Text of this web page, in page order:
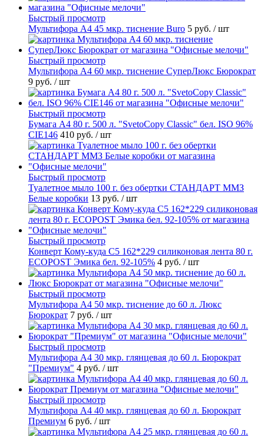
Быстрый просмотр
Мультифора А4 45 мкр. тиснение Buro 5 руб. / шт
Быстрый просмотр
Мультифора А4 60 мкр. тиснение СуперЛюкс Бюрократ
9 руб. / шт
Быстрый просмотр
Бумага А4 80 г. 500 л. "SvetoCopy Classic" бел. ISO 96%
CIE146 410 руб. / шт
Быстрый просмотр
Туалетное мыло 100 г. без обертки СТАНДАРТ ММЗ
Белые коробки 13 руб. / шт
Быстрый просмотр
Конверт Кому-куда С5 162*229 силиконовая лента 80 г.
ECOPOST Эмика бел. 92-105% 4 руб. / шт
Быстрый просмотр
Мультифора А4 50 мкр. тиснение до 60 л. Люкс
Бюрократ 7 руб. / шт
Быстрый просмотр
Мультифора А4 30 мкр. глянцевая до 60 л. Бюрократ
"Премиум" 4 руб. / шт
Быстрый просмотр
Мультифора А4 40 мкр. глянцевая до 60 л. Бюрократ
Премиум 6 руб. / шт